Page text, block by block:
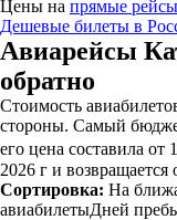
Цены на прямые
Дешевые билеты в
Авиарейсы
обратно
Стоимость
стороны. Самый
его цена составила от
2026 г и возвращается
Сортировка: На
авиабилетыДней